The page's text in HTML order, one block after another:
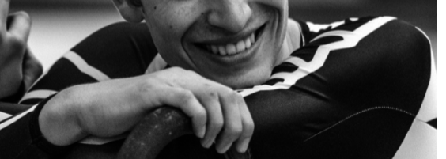
Nazionali, segnali positivi per il team CYCLING NEWS
[ 6 Agosto 2026 ] 4H Off Road Tenuta Bally & Von Teufenstein x VC
Mendrisio: adrenalina, natura e spettacolo! CYCLING NEWS